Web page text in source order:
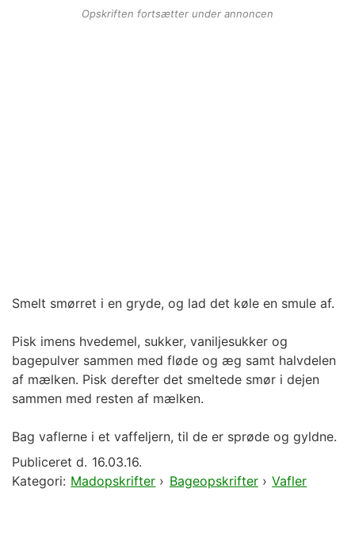
Opskriften fortsætter under annoncen
Smelt smørret i en gryde, og lad det køle en smule af.
Pisk imens hvedemel, sukker, vaniljesukker og
bagepulver sammen med fløde og æg samt halvdelen
af mælken. Pisk derefter det smeltede smør i dejen
sammen med resten af mælken.
Bag vaflerne i et vaffeljern, til de er sprøde og gyldne.
Publiceret d. 16.03.16.
Kategori: Madopskrifter › Bageopskrifter› Vafler